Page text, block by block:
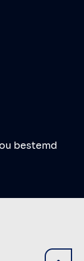
bestemd